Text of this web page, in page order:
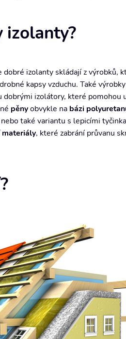
izolanty?
izolanty skládají z výrobků,
kapsy vzduchu. Také
izolátory, které pomohou
pěnyobvykle na bázi
také variantu s lepicími
materiály, které zabrání průvanu